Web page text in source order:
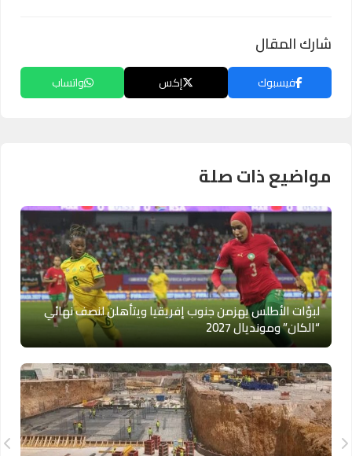
شارك المقال
فيسبوك إكس واتساب
مواضيع ذات صلة
لبؤات الأطلس يهزمن جنوب إفريقيا ويتأهلن لنصف نهائي
“الكان” ومونديال 2027